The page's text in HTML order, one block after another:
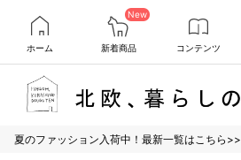
ホーム
New
新着商品 コンテンツ
夏のファッション入荷中！最新一覧はこちら>>